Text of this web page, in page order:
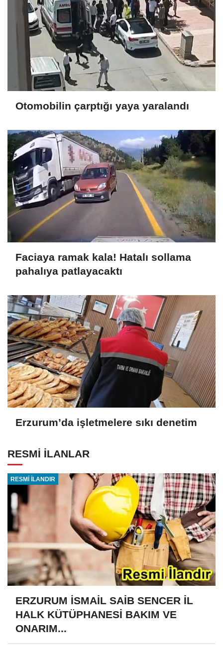
Otomobilin çarptığı yaya yaralandı
Faciaya ramak kala! Hatalı sollama
pahalıya patlayacaktı
Erzurum’da işletmelere sıkı denetim
RESMİ İLANLAR
RESMİ İLANDIR
ERZURUM İSMAİL SAİB SENCER İL
HALK KÜTÜPHANESİ BAKIM VE
ONARIM...